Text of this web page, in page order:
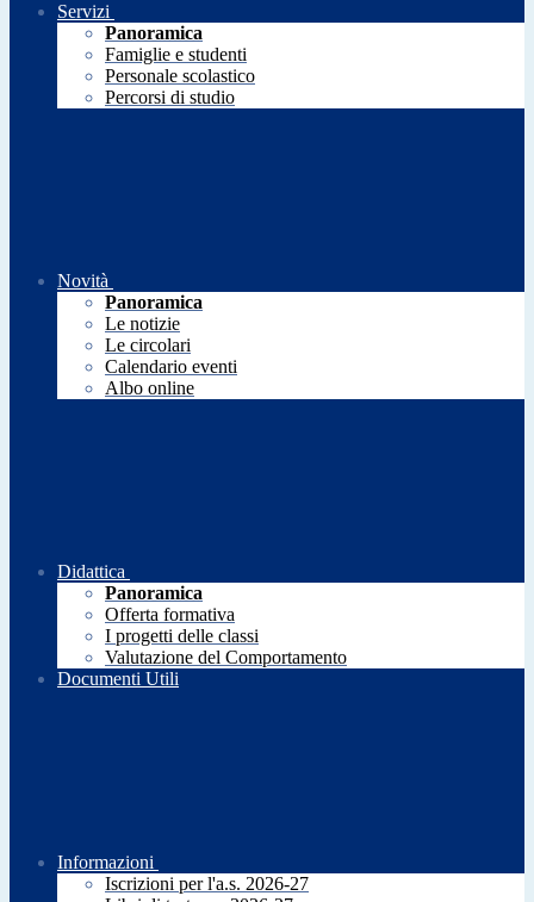
Servizi
Panoramica
Famiglie e studenti
Personale scolastico
Percorsi di studio
Novità
Panoramica
Le notizie
Le circolari
Calendario eventi
Albo online
Didattica
Panoramica
Offerta formativa
I progetti delle classi
Valutazione del Comportamento
Documenti Utili
Informazioni
Iscrizioni per l'a.s. 2026-27